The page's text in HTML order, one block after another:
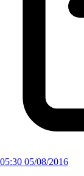
05:30 05/08/2016